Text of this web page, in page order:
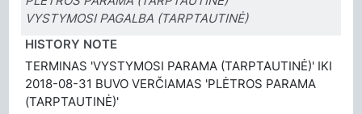
VYSTYMOSI PAGALBA (TARPTAUTINĖ)
HISTORY NOTE
TERMINAS 'VYSTYMOSI PARAMA (TARPTAUTINĖ)' IKI
2018-08-31 BUVO VERČIAMAS 'PLĖTROS PARAMA
(TARPTAUTINĖ)'